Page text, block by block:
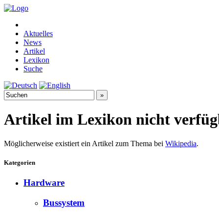
Aktuelles
News
Artikel
Lexikon
Suche
Artikel im Lexikon nicht
Möglicherweise existiert ein Artikel zum Thema bei Wikipedia.
Kategorien
Hardware
Bussystem